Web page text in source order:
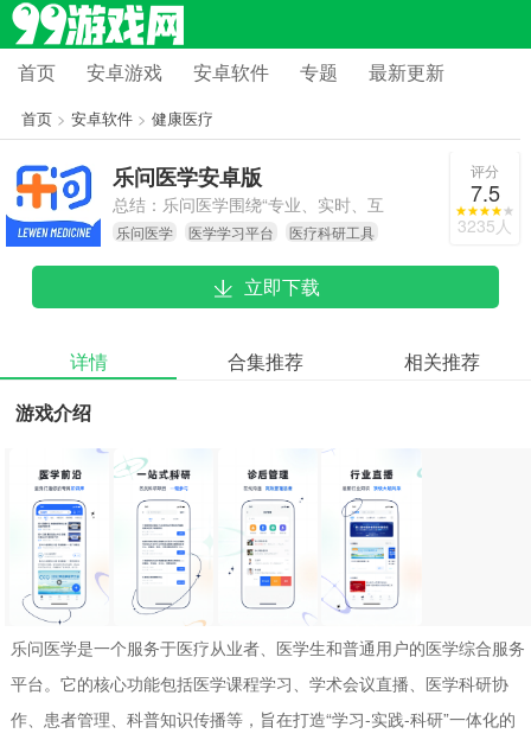
首页 安卓游戏 安卓软件 专题 最新更新
首页> 安卓软件> 健康医疗
乐问医学安卓版
总结：乐问医学围绕“专业、实时、互
动”的核心定位，借助技术赋能与资源
融合，已然成为医疗工作者精进专业
技能、推进科研项目、优化患者管理
式，既有效了基层医疗领域信息不对
乐问医学 医学学习平台 医疗科研工具
评分
7.5
3235人
立即下载
详情 合集推荐
相关推荐
游戏介绍
乐问医学是一个服务于医疗从业者、医学生和普通用户的医学综合服务
平台。它的核心功能包括医学课程学习、学术会议直播、医学科研协
作、患者管理、科普知识传播等，旨在打造“学习-实践-科研”一体化的